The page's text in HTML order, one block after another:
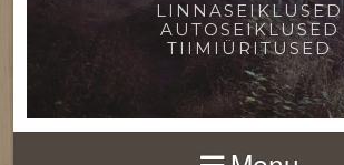
LINNASEIKLUSED
AUTOSEIKLUSED
TIIMIÜRITUSED